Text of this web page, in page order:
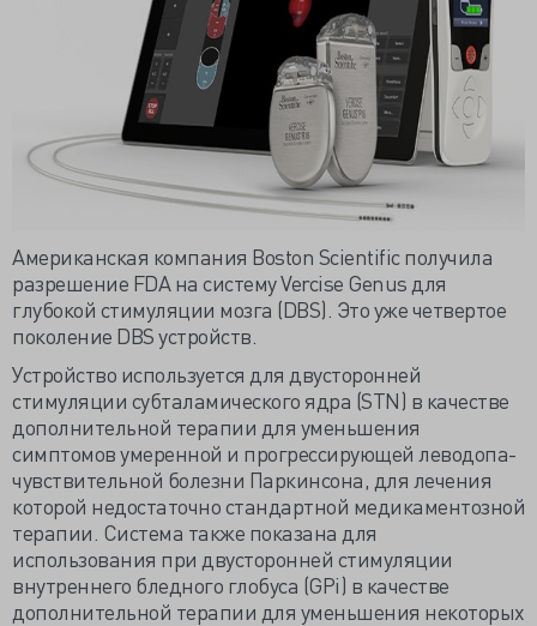
Американская компания Boston Scientific получила
разрешение FDA на систему Vercise Genus для
глубокой стимуляции мозга (DBS). Это уже четвертое
поколение DBS устройств.
Устройство используется для двусторонней
стимуляции субталамического ядра (STN) в качестве
дополнительной терапии для уменьшения
симптомов умеренной и прогрессирующей леводопа-
чувствительной болезни Паркинсона, для лечения
которой недостаточно стандартной медикаментозной
терапии. Система также показана для
использования при двусторонней стимуляции
внутреннего бледного глобуса (GPi) в качестве
дополнительной терапии для уменьшения некоторых